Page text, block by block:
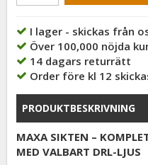
I lager - skickas från
Över 100,000 nöjda
14 dagars returrätt
Order före kl 12
PRODUKTBESKRIVNING
MAXA SIKTEN –
MED VALBART DRL-LJUS